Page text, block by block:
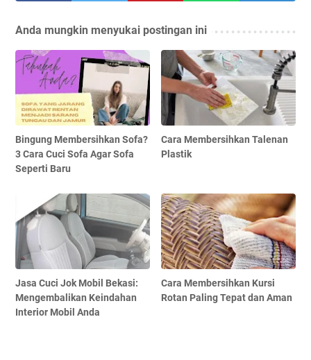
Anda mungkin menyukai postingan ini
Bingung Membersihkan Sofa?
3 Cara Cuci Sofa Agar Sofa
Seperti Baru
Cara Membersihkan Talenan
Plastik
Jasa Cuci Jok Mobil Bekasi:
Mengembalikan Keindahan
Interior Mobil Anda
Cara Membersihkan Kursi
Rotan Paling Tepat dan Aman